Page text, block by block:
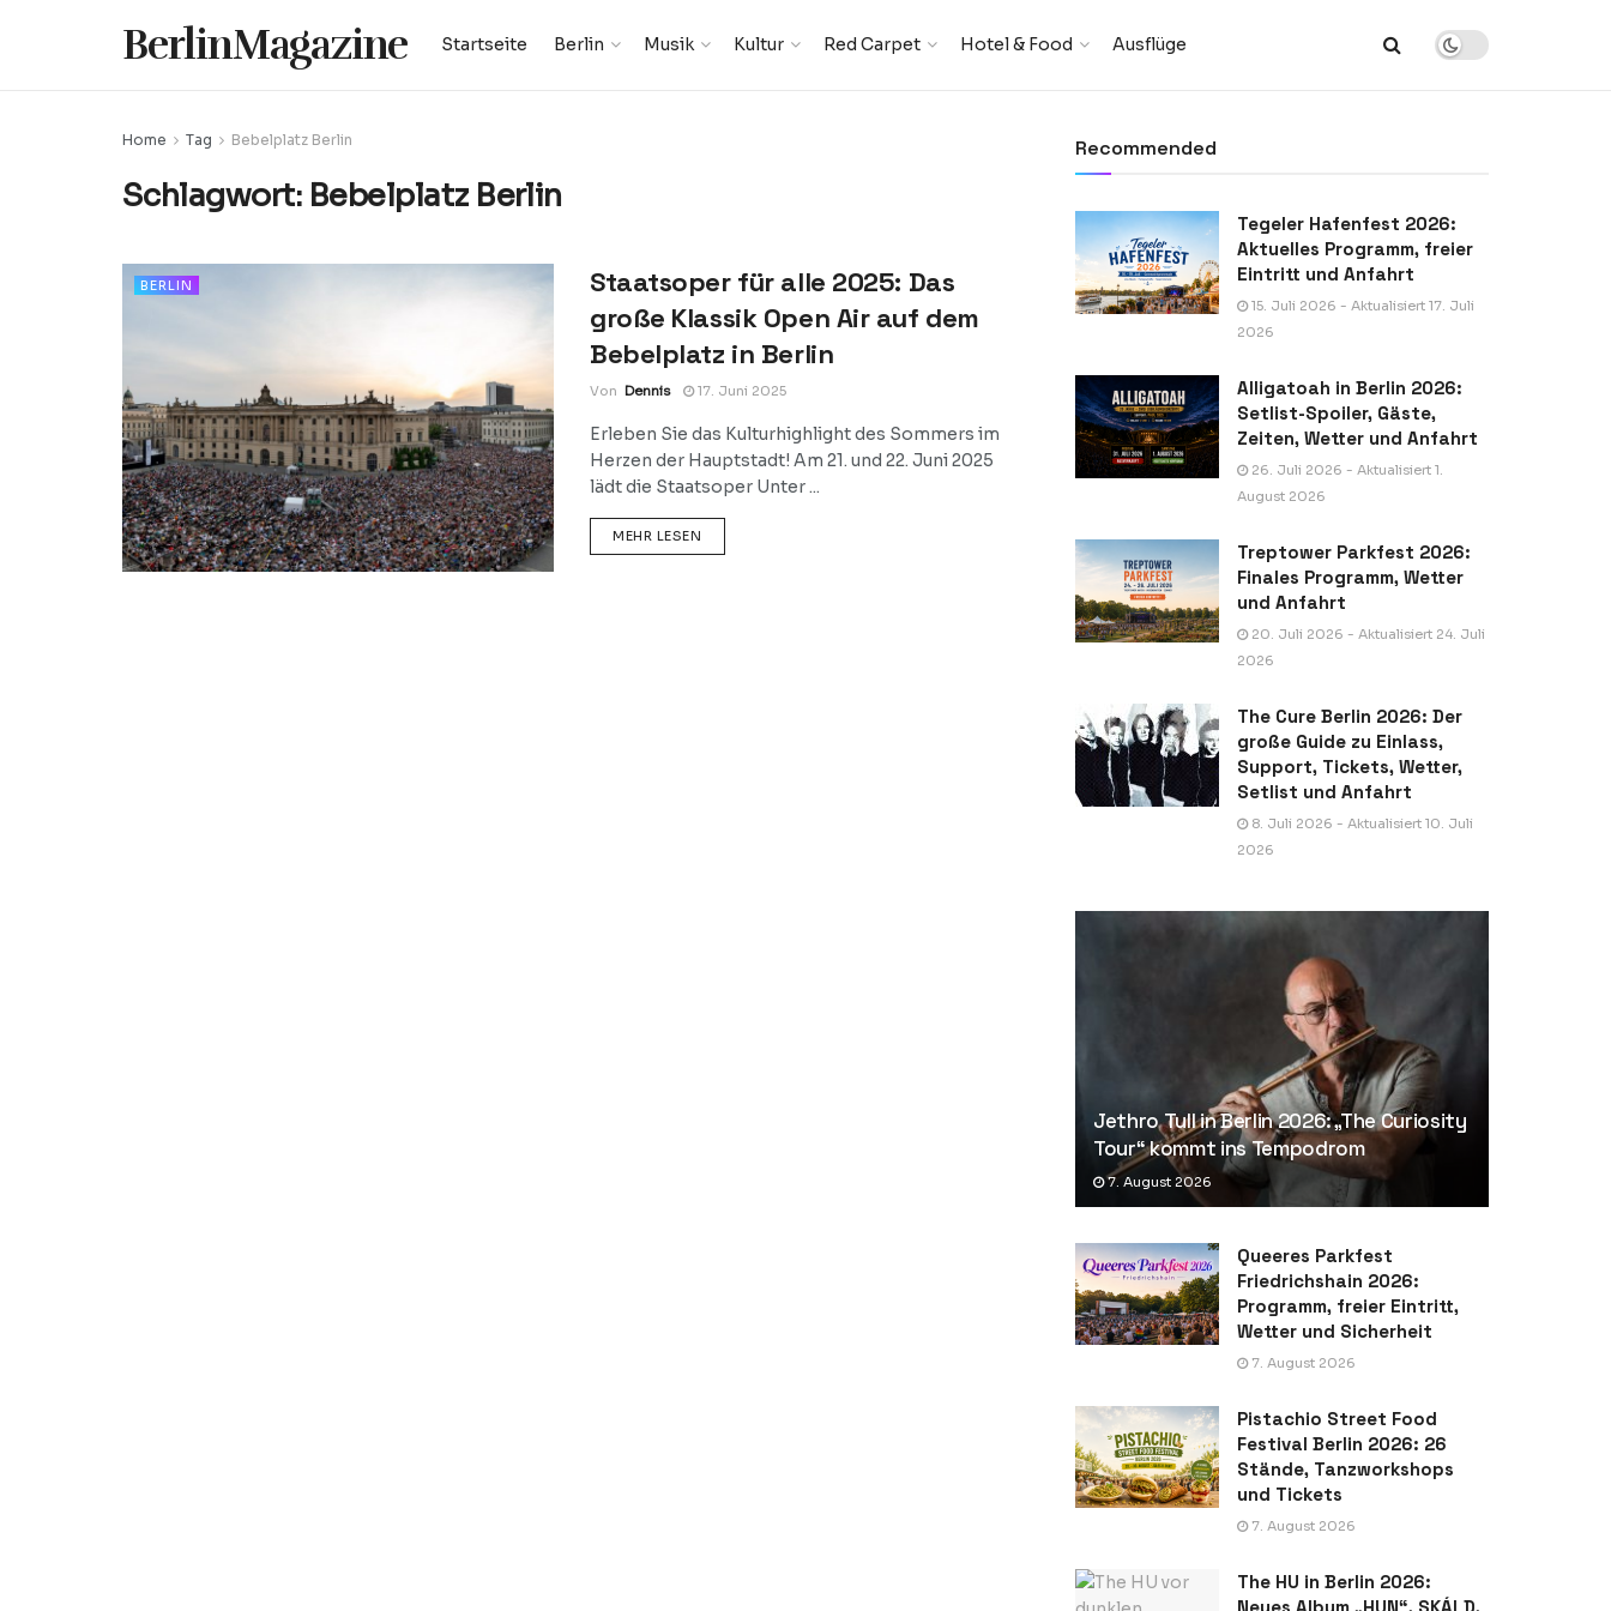
BerlinMagazine Startseite Berlin Musik Kultur Red Carpet Hotel & Food Ausflüge
Home Tag Bebelplatz Berlin
Schlagwort: Bebelplatz Berlin
BERLIN
Staatsoper für alle 2025: Das
große Klassik Open Air auf dem
Bebelplatz in Berlin
Von Dennis 17. Juni 2025
Erleben Sie das Kulturhighlight des Sommers im
Herzen der Hauptstadt! Am 21. und 22. Juni 2025
lädt die Staatsoper Unter ...
MEHR LESEN
Recommended
Tegeler Hafenfest 2026:
Aktuelles Programm, freier
Eintritt und Anfahrt
15. Juli 2026 - Aktualisiert 17. Juli
2026
Alligatoah in Berlin 2026:
Setlist-Spoiler, Gäste,
Zeiten, Wetter und Anfahrt
26. Juli 2026 - Aktualisiert 1.
August 2026
Treptower Parkfest 2026:
Finales Programm, Wetter
und Anfahrt
20. Juli 2026 - Aktualisiert 24. Juli
2026
The Cure Berlin 2026: Der
große Guide zu Einlass,
Support, Tickets, Wetter,
Setlist und Anfahrt
8. Juli 2026 - Aktualisiert 10. Juli
2026
Jethro Tull in Berlin 2026: „The Curiosity
Tour“ kommt ins Tempodrom
7. August 2026
Queeres Parkfest
Friedrichshain 2026:
Programm, freier Eintritt,
Wetter und Sicherheit
7. August 2026
Pistachio Street Food
Festival Berlin 2026: 26
Stände, Tanzworkshops
und Tickets
7. August 2026
The HU in Berlin 2026:
Neues Album „HUN“, SKÁLD,